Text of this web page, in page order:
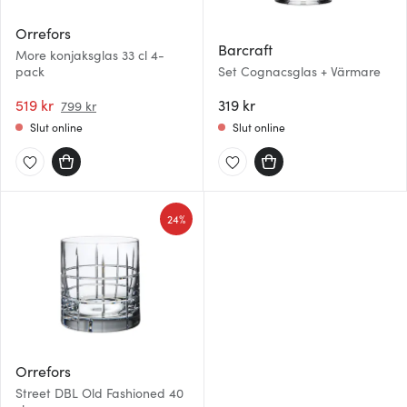
Orrefors
More konjaksglas 33 cl 4-
pack
519 kr 799 kr
Slut online
Barcraft
Set Cognacsglas + Värmare
319 kr
Slut online
Orrefors
Street DBL Old Fashioned 40
24%